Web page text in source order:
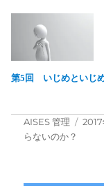
第5回 いじめといじ
投
稿
AISES 管理
投
2017
らないのか？